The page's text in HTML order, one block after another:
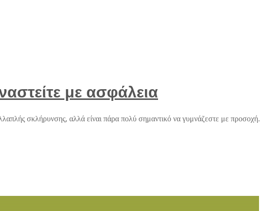
με ασφάλεια
σκλήρυνσης, αλλά είναι πάρα πολύ σημαντικό να γυμνάζεστε με προσοχή.